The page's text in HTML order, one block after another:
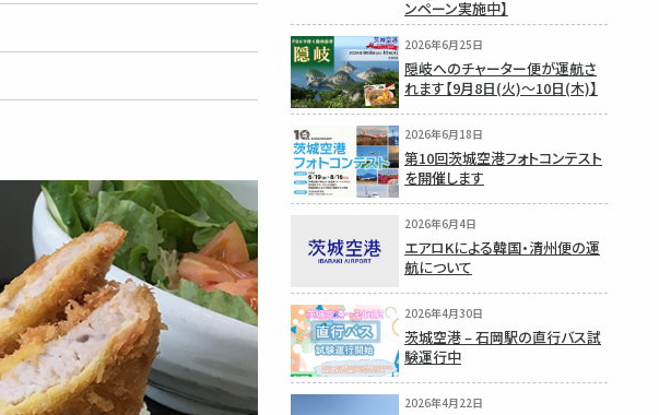
ンペーン実施中】
2026年6月25日
隠岐へのチャーター便が運航さ
れます【9月8日(火)〜10日(木)】
2026年6月18日
第10回茨城空港フォトコンテスト
を開催します
2026年6月4日
エアロKによる韓国・清州便の運
航について
2026年4月30日
茨城空港 – 石岡駅の直行バス試
験運行中
2026年4月22日